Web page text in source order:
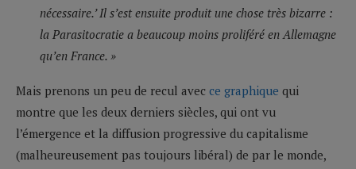
nécessaire.’ Il s’est ensuite produit une chose très bizarre :
la Parasitocratie a beaucoup moins proliféré en Allemagne
qu’en France. »
Mais prenons un peu de recul avec ce graphique qui
montre que les deux derniers siècles, qui ont vu
l’émergence et la diffusion progressive du capitalisme
(malheureusement pas toujours libéral) de par le monde,